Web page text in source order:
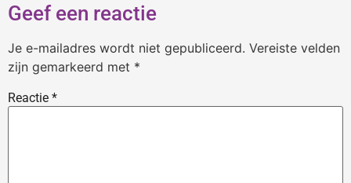
Geef een reactie
Je e-mailadres wordt niet gepubliceerd. Vereiste velden
zijn gemarkeerd met *
Reactie *